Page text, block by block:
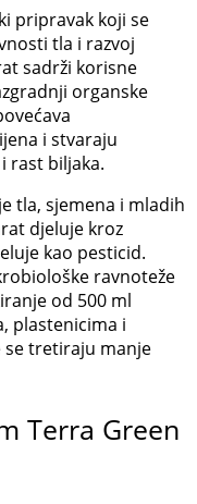
pripravak koji se
tla i razvoj
sadrži korisne
organske
i stvaraju
rast biljaka.
tla, sjemena i mladih
djeluje kroz
kao pesticid.
ravnoteže
od 500 ml
plastenicima i
se tretiraju manje
Terra Green